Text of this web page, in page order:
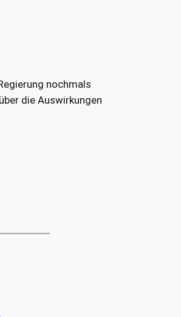
nochmals
die Auswirkungen